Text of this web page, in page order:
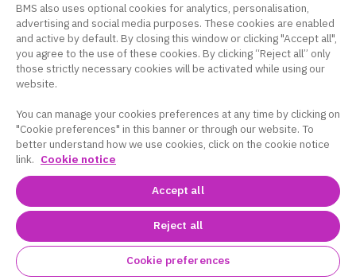
コーポレートサイト ｜サイトマップ｜プラ
イバシーポリシー
｜クッキー設定｜サイト
このサイトは、日本国内の医療関係者の方を対象に
ブリストル・マイヤーズ スクイブ株式会社の医療用
医薬品を適正にご使用いただくために作成したもの
Copyright © Bristol-Myers Squibb and/or its
affiliate/subsidiary
BMS also uses optional cookies for analytics, personalisation,
advertising and social media purposes. These cookies are enabled
and active by default. By closing this window or clicking "Accept all",
you agree to the use of these cookies. By clicking “Reject all” only
those strictly necessary cookies will be activated while using our
website.
You can manage your cookies preferences at any time by clicking on
"Cookie preferences" in this banner or through our website. To
better understand how we use cookies, click on the cookie notice
link. Cookie notice
Accept all
Reject all
Cookie preferences